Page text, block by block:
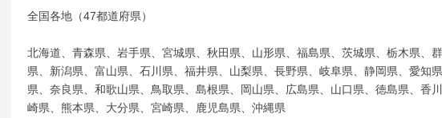
全国各地（47都道府県）
北海道、青森県、岩手県、宮城県、秋田県、山形県、福島県、茨城県、栃木県、
県、新潟県、富山県、石川県、福井県、山梨県、長野県、岐阜県、静岡県、愛知
県、奈良県、和歌山県、鳥取県、島根県、岡山県、広島県、山口県、徳島県、香
崎県、熊本県、大分県、宮崎県、鹿児島県、沖縄県